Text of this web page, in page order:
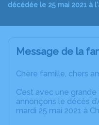
décédée le 25 mai 2021 à
Message de la
Chère famille, chers
C’est avec une
annonçons le décès
mardi 25 mai 2021 à